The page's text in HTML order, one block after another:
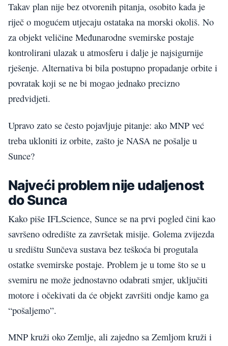
Takav plan nije bez otvorenih pitanja, osobito kada je
riječ o mogućem utjecaju ostataka na morski okoliš. No
za objekt veličine Međunarodne svemirske postaje
kontrolirani ulazak u atmosferu i dalje je najsigurnije
rješenje. Alternativa bi bila postupno propadanje orbite i
povratak koji se ne bi mogao jednako precizno
predvidjeti.
Upravo zato se često pojavljuje pitanje: ako MNP već
treba ukloniti iz orbite, zašto je NASA ne pošalje u
Sunce?
Najveći problem nije udaljenost
do Sunca
Kako piše IFLScience, Sunce se na prvi pogled čini kao
savršeno odredište za završetak misije. Golema zvijezda
u središtu Sunčeva sustava bez teškoća bi progutala
ostatke svemirske postaje. Problem je u tome što se u
svemiru ne može jednostavno odabrati smjer, uključiti
motore i očekivati da će objekt završiti ondje kamo ga
“pošaljemo”.
MNP kruži oko Zemlje, ali zajedno sa Zemljom kruži i